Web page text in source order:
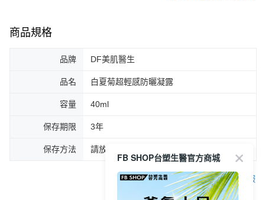
商品規格
品牌 DF美肌醫生
品名 白夏菊超輕感防曬凝露
容量 40ml
保存期限 3年
保存方法 請放置於陰涼處，勿讓陽光直射。
客服
FB SHOP台塑生醫官方商城